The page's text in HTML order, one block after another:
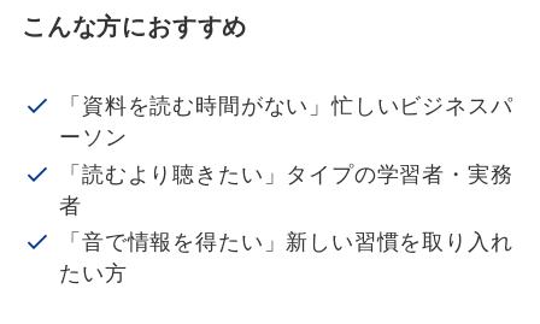
こんな方におすすめ
「資料を読む時間がない」忙しいビジネスパ
ーソン
「読むより聴きたい」タイプの学習者・実務
者
「音で情報を得たい」新しい習慣を取り入れ
たい方